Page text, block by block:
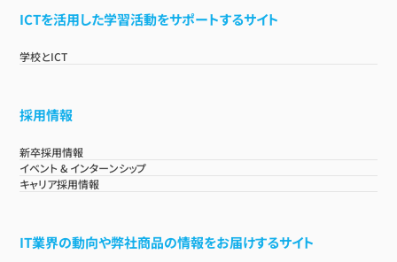
ICTを活用した学習活動をサポートするサイト
学校とICT
採用情報
新卒採用情報
イベント & インターンシップ
キャリア採用情報
IT業界の動向や弊社商品の情報をお届けするサイト